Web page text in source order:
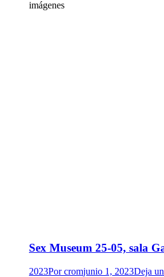
imágenes
Sex Museum 25-05, sala
2023Porcromjunio 1, 2023Deja